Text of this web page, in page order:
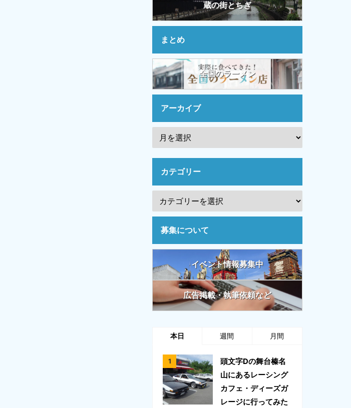
蔵の街とちぎ
まとめ
全国のラーメン
アーカイブ
カテゴリー
募集について
イベント情報募集中
広告掲載・執筆依頼など
本日 週間 月間
頭文字Dの舞台榛名
山にあるレーシング
カフェ・ディーズガ
レージに行ってみた